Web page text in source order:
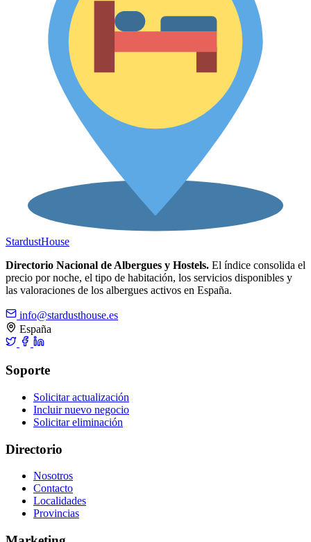
StardustHouse
Directorio Nacional de Albergues y Hostels. El índice consolida el
precio por noche, el tipo de habitación, los servicios disponibles y
las valoraciones de los albergues activos en España.
info@stardusthouse.es
España
Soporte
Solicitar actualización
Incluir nuevo negocio
Solicitar eliminación
Directorio
Nosotros
Contacto
Localidades
Provincias